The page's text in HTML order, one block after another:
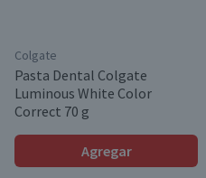
Colgate
Pasta Dental Colgate
Luminous White Color
Correct 70 g
Agregar